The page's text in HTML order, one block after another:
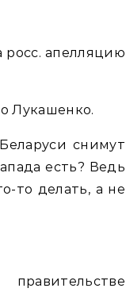
росс. апелляцию
Лукашенко.
снимут
есть? Ведь
то делать, а не